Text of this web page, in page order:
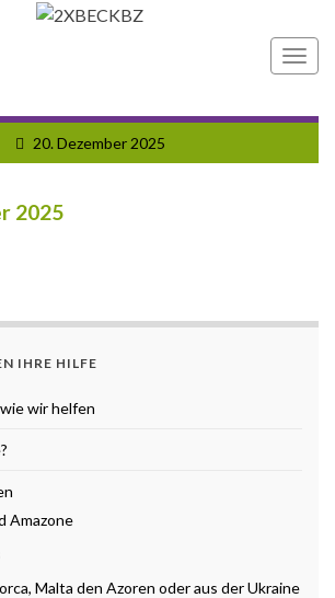
20. Dezember 2025
2025
IHRE HILFE
wir helfen
Amazone
Malta den Azoren oder aus der Ukraine